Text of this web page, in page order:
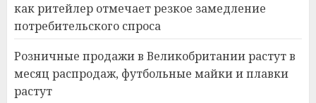
как ритейлер отмечает резкое замедление
потребительского спроса
Розничные продажи в Великобритании растут в
месяц распродаж, футбольные майки и плавки
растут